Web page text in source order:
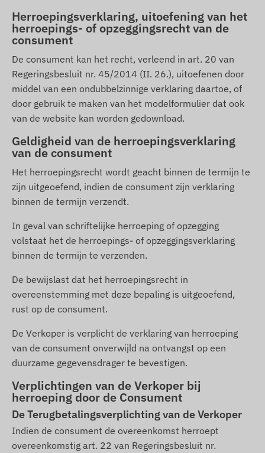
Herroepingsverklaring, uitoefening van het
herroepings- of opzeggingsrecht van de
consument
De consument kan het recht, verleend in art. 20 van
Regeringsbesluit nr. 45/2014 (II. 26.), uitoefenen door
middel van een ondubbelzinnige verklaring daartoe, of
door gebruik te maken van het modelformulier dat ook
van de website kan worden gedownload.
Geldigheid van de herroepingsverklaring
van de consument
Het herroepingsrecht wordt geacht binnen de termijn te
zijn uitgeoefend, indien de consument zijn verklaring
binnen de termijn verzendt.
In geval van schriftelijke herroeping of opzegging
volstaat het de herroepings- of opzeggingsverklaring
binnen de termijn te verzenden.
De bewijslast dat het herroepingsrecht in
overeenstemming met deze bepaling is uitgeoefend,
rust op de consument.
De Verkoper is verplicht de verklaring van herroeping
van de consument onverwijld na ontvangst op een
duurzame gegevensdrager te bevestigen.
Verplichtingen van de Verkoper bij
herroeping door de Consument
De Terugbetalingsverplichting van de Verkoper
Indien de consument de overeenkomst herroept
overeenkomstig art. 22 van Regeringsbesluit nr.